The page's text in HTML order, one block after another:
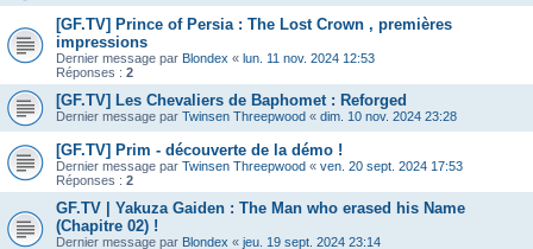
[GF.TV] Prince of Persia : The Lost Crown , premières
impressions
Dernier message par Blondex « lun. 11 nov. 2024 12:53
Réponses : 2
[GF.TV] Les Chevaliers de Baphomet : Reforged
Dernier message par Twinsen Threepwood « dim. 10 nov. 2024 23:28
[GF.TV] Prim - découverte de la démo !
Dernier message par Twinsen Threepwood « ven. 20 sept. 2024 17:53
Réponses : 2
GF.TV | Yakuza Gaiden : The Man who erased his Name
(Chapitre 02) !
Dernier message par Blondex « jeu. 19 sept. 2024 23:14